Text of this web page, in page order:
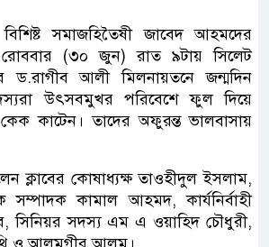
সমাজহিতৈষী জাবেদ আহমদের
রোববার (৩০ জুন) রাত ৯টায় সিলেট
ড.রাগীব আলী মিলনায়তনে জন্মদিন
উৎসবমুখর পরিবেশে ফুল দিয়ে
কাটেন। তাদের অফুরন্ত ভালবাসায়
ক্লাবের কোষাধ্যক্ষ তাওহীদুল ইসলাম,
সম্পাদক কামাল আহমদ, কার্যনির্বাহী
সিনিয়র সদস্য এম এ ওয়াহিদ চৌধুরী,
ও আলমগীর আলম।